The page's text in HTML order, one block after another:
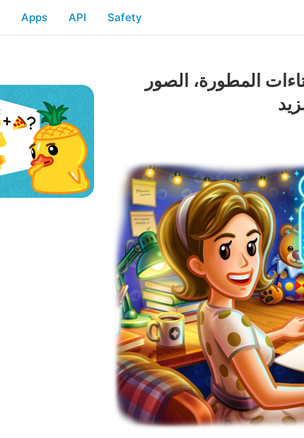
Apps API Safety
المطورة، الصور